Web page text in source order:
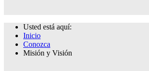
Usted está aquí:
Inicio
Conozca
Misión y Visión